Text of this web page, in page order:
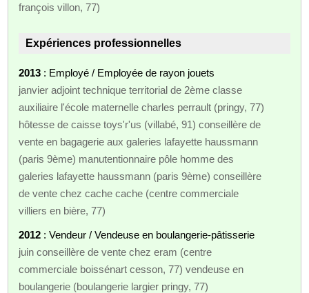
françois villon, 77)
Expériences professionnelles
2013 : Employé / Employée de rayon jouets
janvier adjoint technique territorial de 2ème classe
auxiliaire l'école maternelle charles perrault (pringy, 77)
hôtesse de caisse toys'r'us (villabé, 91) conseillère de
vente en bagagerie aux galeries lafayette haussmann
(paris 9ème) manutentionnaire pôle homme des
galeries lafayette haussmann (paris 9ème) conseillère
de vente chez cache cache (centre commerciale
villiers en bière, 77)
2012 : Vendeur / Vendeuse en boulangerie-pâtisserie
juin conseillère de vente chez eram (centre
commerciale boissénart cesson, 77) vendeuse en
boulangerie (boulangerie largier pringy, 77)